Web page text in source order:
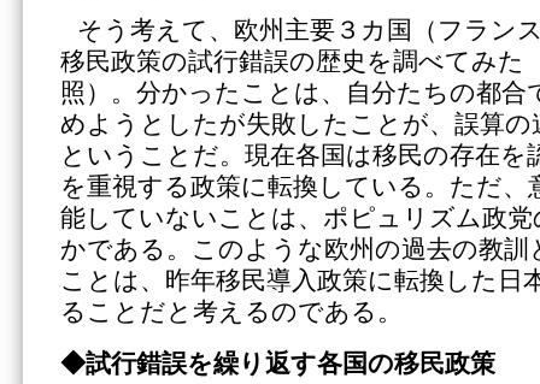
そう考えて、欧州主要３カ国（フラン
移民政策の試行錯誤の歴史を調べてみた
照）。分かったことは、自分たちの都合
めようとしたが失敗したことが、誤算
ということだ。現在各国は移民の存在を
を重視する政策に転換している。ただ、
能していないことは、ポピュリズム政
かである。このような欧州の過去の教訓
ことは、昨年移民導入政策に転換した日
ることだと考えるのである。
◆試行錯誤を繰り返す各国の移民政策